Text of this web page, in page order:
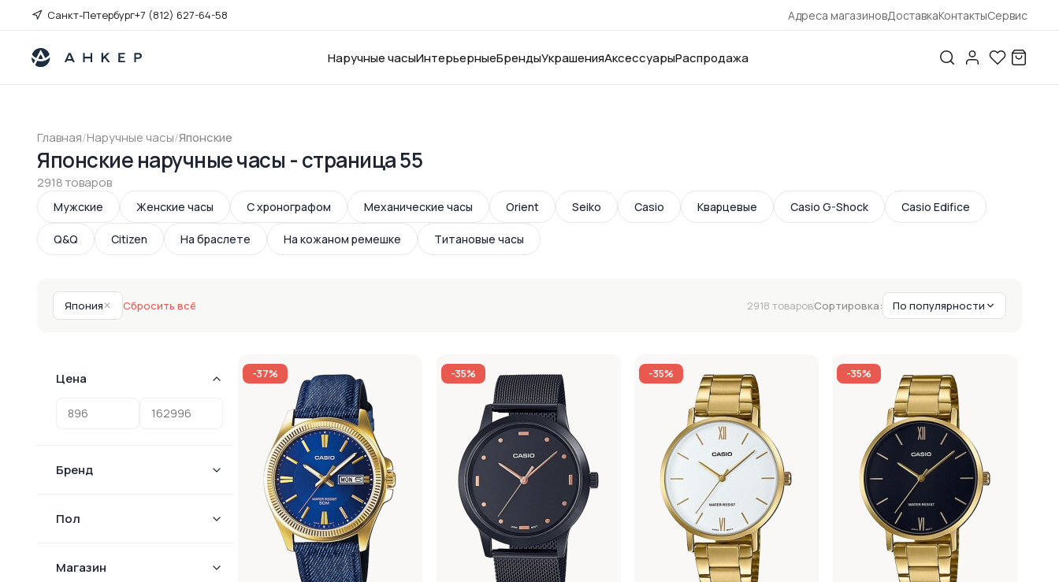
Санкт-Петербург+7 (812) 627-64-58 Адреса магазиновДоставкаКонтактыСервис
Наручные часыИнтерьерныеБрендыУкрашенияАксессуарыРаспродажа
Главная/Наручные часы/Японские
Японские наручные часы - страница 55
2918 товаров
Мужские Женские часы С хронографом Механические часы Orient Seiko Casio Кварцевые Casio G-Shock Casio Edifice
Q&Q Сitizen На браслете На кожаном ремешке Титановые часы
Япония✕ Сбросить всё 2918 товаровСортировка: По популярности
Цена
Бренд
Пол
Магазин
-37% -35% -35% -35%